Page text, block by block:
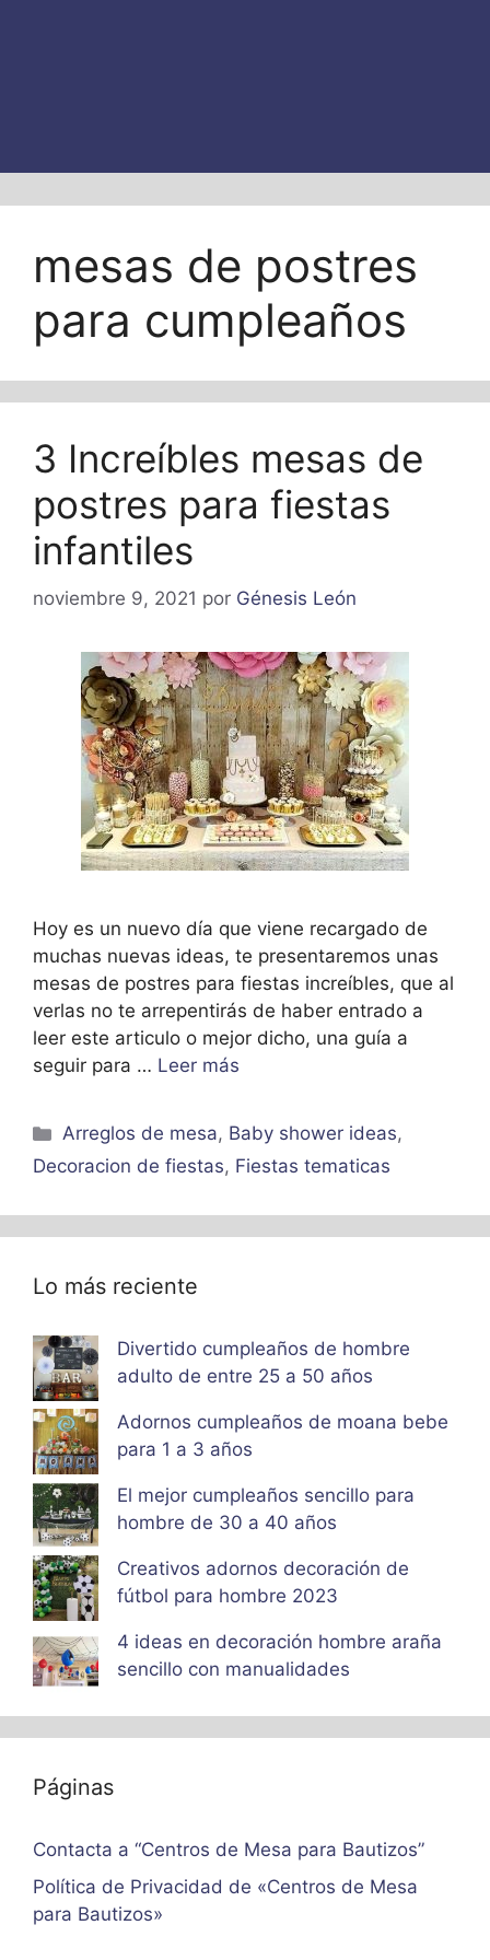
mesas de postres
para cumpleaños
3 Increíbles mesas de
postres para fiestas
infantiles
noviembre 9, 2021 por Génesis León
Hoy es un nuevo día que viene recargado de
muchas nuevas ideas, te presentaremos unas
mesas de postres para fiestas increíbles, que al
verlas no te arrepentirás de haber entrado a
leer este articulo o mejor dicho, una guía a
seguir para … Leer más
Categorías
Arreglos de mesa, Baby shower ideas,
Decoracion de fiestas, Fiestas tematicas
Lo más reciente
Divertido cumpleaños de hombre
adulto de entre 25 a 50 años
Adornos cumpleaños de moana bebe
para 1 a 3 años
El mejor cumpleaños sencillo para
hombre de 30 a 40 años
Creativos adornos decoración de
fútbol para hombre 2023
4 ideas en decoración hombre araña
sencillo con manualidades
Páginas
Contacta a “Centros de Mesa para Bautizos”
Política de Privacidad de «Centros de Mesa
para Bautizos»